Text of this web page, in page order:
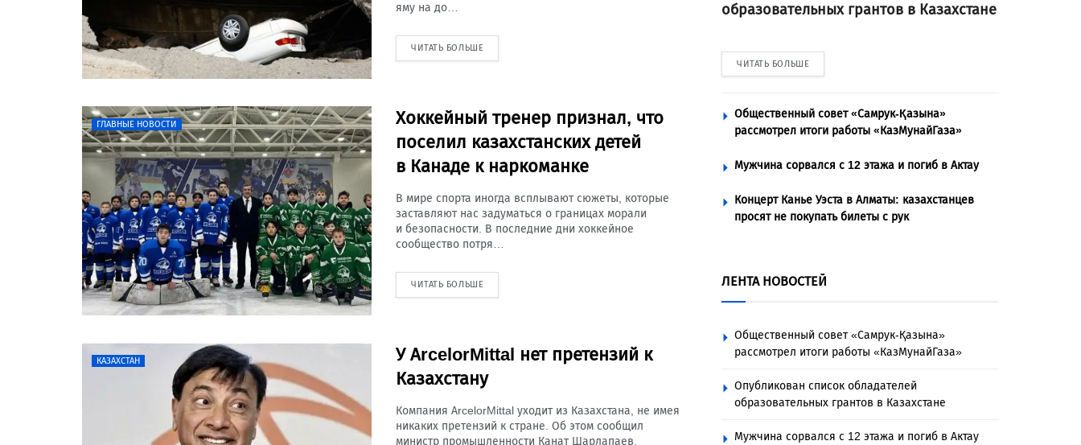
яму на до…
ЧИТАТЬ БОЛЬШЕ
ГЛАВНЫЕ НОВОСТИ
Хоккейный тренер признал, что
поселил казахстанских детей
в Канаде к наркоманке
В мире спорта иногда всплывают сюжеты, которые
заставляют нас задуматься о границах морали
и безопасности. В последние дни хоккейное
сообщество потря…
ЧИТАТЬ БОЛЬШЕ
КАЗАХСТАН
У ArcelorMittal нет претензий к
Казахстану
Компания ArcelorMittal уходит из Казахстана, не имея
никаких претензий к стране. Об этом сообщил
министр промышленности Канат Шарлапаев,
образовательных грантов в Казахстане
ЧИТАТЬ БОЛЬШЕ
Общественный совет «Самрук-Қазына»
рассмотрел итоги работы «КазМунайГаза»
Мужчина сорвался с 12 этажа и погиб в Актау
Концерт Канье Уэста в Алматы: казахстанцев
просят не покупать билеты с рук
ЛЕНТА НОВОСТЕЙ
Общественный совет «Самрук-Қазына»
рассмотрел итоги работы «КазМунайГаза»
Опубликован список обладателей
образовательных грантов в Казахстане
Мужчина сорвался с 12 этажа и погиб в Актау